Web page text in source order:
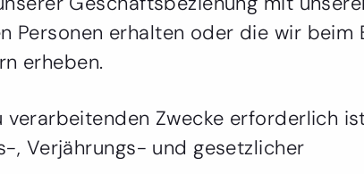
Personen erhalten oder die wir beim
erheben.
verarbeitenden Zwecke erforderlich
, Verjährungs- und gesetzlicher